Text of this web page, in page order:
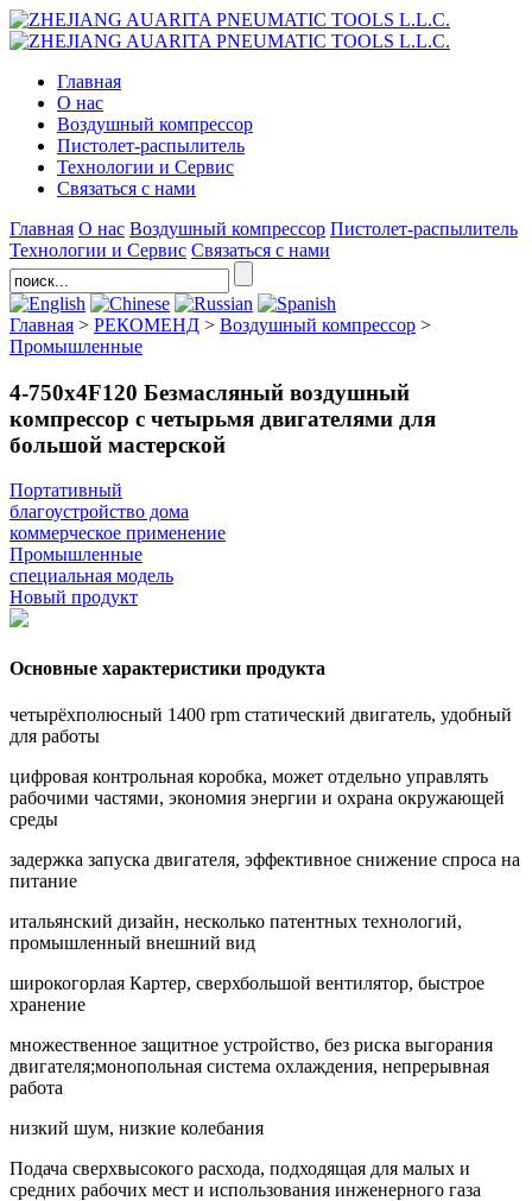
Главная
О нас
Воздушный компрессор
Пистолет-распылитель
Технологии и Сервис
Связаться с нами
Главная О нас Воздушный компрессор Пистолет-распылитель
Технологии и Сервис Связаться с нами
Главная > РЕКОМЕНД > Воздушный компрессор >
Промышленные
4-750x4F120 Безмасляный воздушный
компрессор с четырьмя двигателями для
большой мастерской
Портативный
благоустройство дома
коммерческое применение
Промышленные
специальная модель
Новый продукт
Основные характеристики продукта
четырёхполюсный 1400 rpm статический двигатель, удобный
для работы
цифровая контрольная коробка, может отдельно управлять
рабочими частями, экономия энергии и охрана окружающей
среды
задержка запуска двигателя, эффективное снижение спроса на
питание
итальянский дизайн, несколько патентных технологий,
промышленный внешний вид
широкогорлая Картер, сверхбольшой вентилятор, быстрое
хранение
множественное защитное устройство, без риска выгорания
двигателя;монопольная система охлаждения, непрерывная
работа
низкий шум, низкие колебания
Подача сверхвысокого расхода, подходящая для малых и
средних рабочих мест и использования инженерного газа